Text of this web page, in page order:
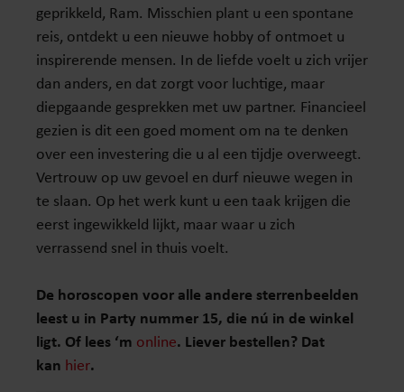
geprikkeld, Ram. Misschien plant u een spontane
reis, ontdekt u een nieuwe hobby of ontmoet u
inspirerende mensen. In de liefde voelt u zich vrijer
dan anders, en dat zorgt voor luchtige, maar
diepgaande gesprekken met uw partner. Financieel
gezien is dit een goed moment om na te denken
over een investering die u al een tijdje overweegt.
Vertrouw op uw gevoel en durf nieuwe wegen in
te slaan. Op het werk kunt u een taak krijgen die
eerst ingewikkeld lijkt, maar waar u zich
verrassend snel in thuis voelt.
De horoscopen voor alle andere sterrenbeelden
leest u in Party nummer 15, die nú in de winkel
ligt. Of lees ‘m online. Liever bestellen? Dat
kan hier.